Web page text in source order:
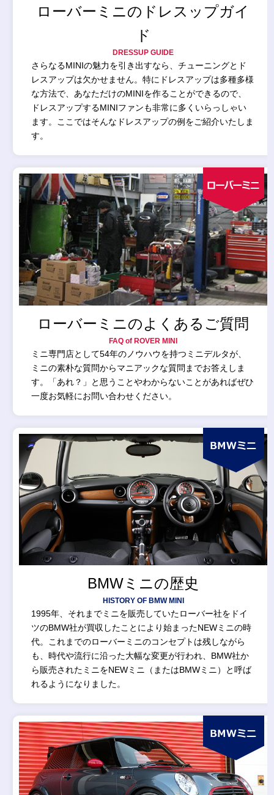
ローバーミニのドレスップガイ
ド
DRESSUP GUIDE
さらなるMINIの魅力を引き出すなら、チューニングとド
レスアップは欠かせません。特にドレスアップは多種多様
な方法で、あなただけのMINIを作ることができるので、
ドレスアップするMINIファンも非常に多くいらっしゃい
ます。ここではそんなドレスアップの例をご紹介いたしま
す。
ローバーミニのよくあるご質問
FAQ of ROVER MINI
ミニ専門店として54年のノウハウを持つミニデルタが、
ミニの素朴な質問からマニアックな質問までお答えしま
す。「あれ？」と思うことやわからないことがあればぜひ
一度お気軽にお問い合わせください。
BMWミニの歴史
HISTORY OF BMW MINI
1995年、それまでミニを販売していたローバー社をドイ
ツのBMW社が買収したことにより始まったNEWミニの時
代。これまでのローバーミニのコンセプトは残しながら
も、時代や流行に沿った大幅な変更が行われ、BMW社か
ら販売されたミニをNEWミニ（またはBMWミニ）と呼ば
れるようになりました。